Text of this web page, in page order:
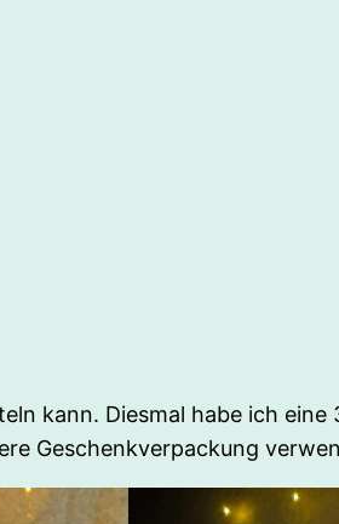
kann. Diesmal habe ich
Geschenkverpackung